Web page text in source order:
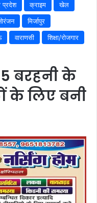
प्रदेश क्राइम
खेल
मिर्जापुर
वाराणसी
शिक्षा/रोजगार
बरहनी के
के लिए बनी